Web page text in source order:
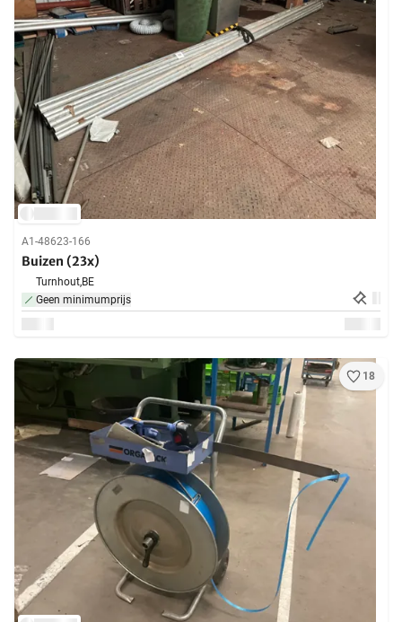
A1-48623-166
Buizen (23x)
Turnhout,BE
Geen minimumprijs
18